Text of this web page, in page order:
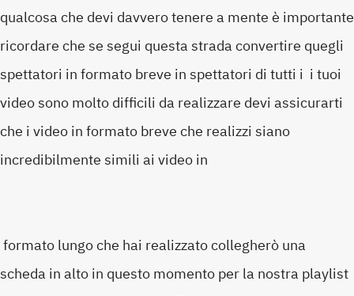
qualcosa che devi davvero tenere a mente è importante
ricordare che se segui questa strada convertire quegli
spettatori in formato breve in spettatori di tutti i i tuoi
video sono molto difficili da realizzare devi assicurarti
che i video in formato breve che realizzi siano
incredibilmente simili ai video in
formato lungo che hai realizzato collegherò una
scheda in alto in questo momento per la nostra playlist